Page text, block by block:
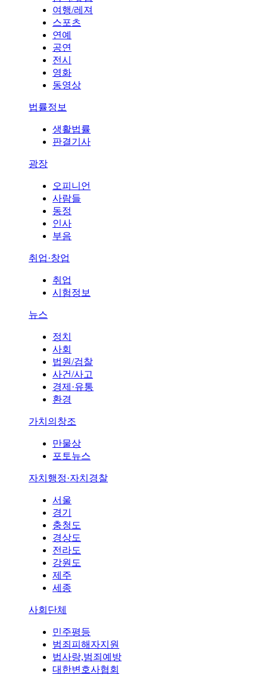
여행/레져
스포츠
연예
공연
전시
영화
동영상
법률정보
생활법률
판결기사
광장
오피니언
사람들
동정
인사
부음
취업·창업
취업
시험정보
뉴스
정치
사회
법원/검찰
사건/사고
경제·유통
환경
가치의창조
만물상
포토뉴스
자치행정·자치경찰
서울
경기
충청도
경상도
전라도
강원도
제주
세종
사회단체
민주평등
범죄피해자지원
법사랑,범죄예방
대한변호사협회